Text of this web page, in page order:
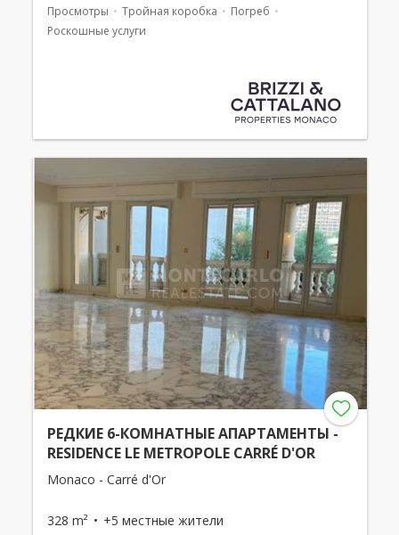
Просмотры Тройная коробка
Погреб
Роскошные услуги
РЕДКИЕ 6-КОМНАТНЫЕ АПАРТАМЕНТЫ -
RESIDENCE LE METROPOLE CARRÉ D'OR
Monaco - Carré d'Or
328 m² +5 местные жители